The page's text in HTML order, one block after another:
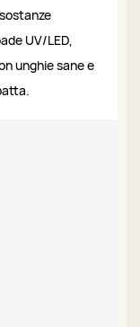
UV/LED,
unghie sane e